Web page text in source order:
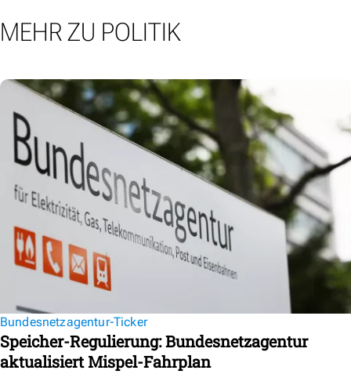
MEHR ZU POLITIK
Bundesnetzagentur-Ticker
Speicher-Regulierung: Bundesnetzagentur
aktualisiert Mispel-Fahrplan